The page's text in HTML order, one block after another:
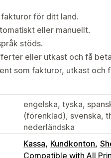
för ditt land.
eller manuellt.
stöds.
eller utkast och få
som fakturor, utkast och
engelska, tyska,
(förenklad), svenska,
nederländska
Kassa Kundkonton
Compatible with All